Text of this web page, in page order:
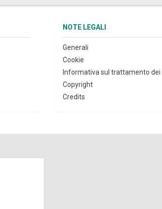
NOTE LEGALI
Generali
Cookie
Informativa sul trattamento dei
Copyright
Credits